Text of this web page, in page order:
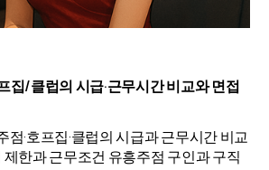
집/클럽의 시급·근무시간 비교와 면접
점·호프집·클럽의 시급과 근무시간 비교
한과 근무조건 유흥주점 구인과 구직